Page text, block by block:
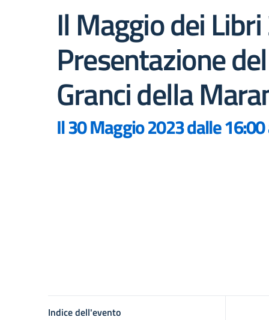
Il Maggio dei
Presentazione
Granci della
Il 30 Maggio 2023 dalle
Indice dell'evento